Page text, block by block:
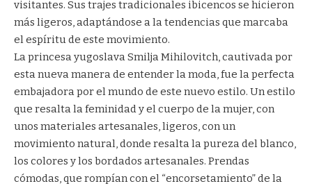
visitantes. Sus trajes tradicionales ibicencos se hicieron
más ligeros, adaptándose a la tendencias que marcaba
el espíritu de este movimiento.
La princesa yugoslava Smilja Mihilovitch, cautivada por
esta nueva manera de entender la moda, fue la perfecta
embajadora por el mundo de este nuevo estilo. Un estilo
que resalta la feminidad y el cuerpo de la mujer, con
unos materiales artesanales, ligeros, con un
movimiento natural, donde resalta la pureza del blanco,
los colores y los bordados artesanales. Prendas
cómodas, que rompían con el “encorsetamiento” de la